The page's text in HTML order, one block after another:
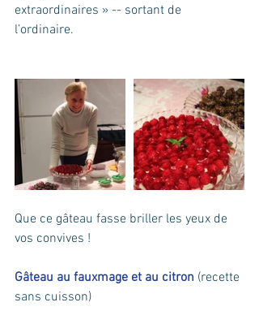
extraordinaires » -- sortant de
l’ordinaire.
Que ce gâteau fasse briller les yeux de
vos convives !
Gâteau au fauxmage et au citron (recette
sans cuisson)